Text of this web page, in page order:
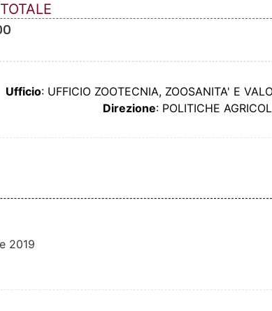
Ufficio: UFFICIO ZOOTECNIA, ZOOSANITA' E
Direzione: POLITICHE
2019